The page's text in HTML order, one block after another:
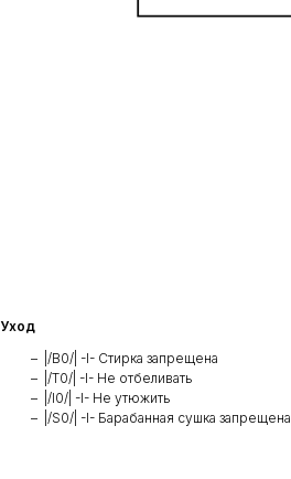
Уход
|/B0/| -I- Стирка запрещена
|/T0/| -I- Не отбеливать
|/I0/| -I- Не утюжить
|/S0/| -I- Барабанная сушка запрещена